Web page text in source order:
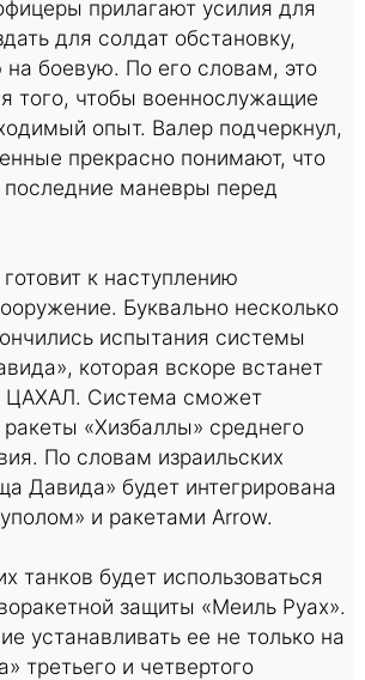
прилагают усилия для
для солдат обстановку,
боевую. По его словам, это
того, чтобы военнослужащие
опыт. Валер подчеркнул,
прекрасно понимают, что
последние маневры перед
к наступлению
Буквально несколько
испытания системы
которая вскоре встанет
ЦАХАЛ. Система сможет
ракеты «Хизбаллы» среднего
По словам израильских
Давида» будет интегрирована
и ракетами Arrow.
танков будет использоваться
защиты «Меиль Руах».
устанавливать ее не только на
третьего и четвертого